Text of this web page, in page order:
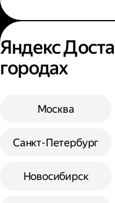
Яндекс
городах
Москва
Санкт-Петербург
Новосибирск